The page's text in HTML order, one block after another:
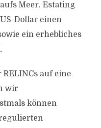
Meer. Estating
Dollar einen
ein erhebliches
auf eine
wir
können